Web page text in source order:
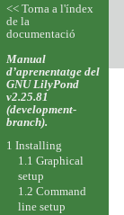
<< Torna a l'índex
de la
documentació
Manual
d’aprenentatge del
GNU LilyPond
v2.25.81
(development-
branch).
1 Installing
1.1 Graphical
setup
1.2 Command
line setup